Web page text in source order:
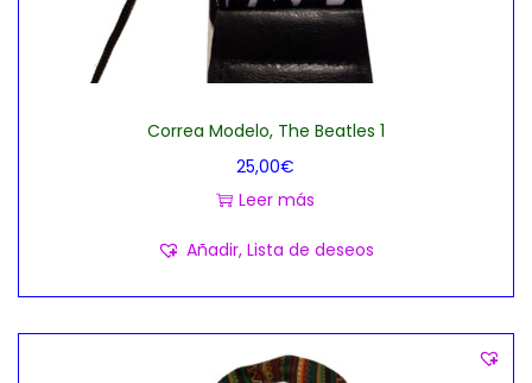
Correa Modelo, The Beatles 1
25,00€
Leer más
Añadir, Lista de deseos